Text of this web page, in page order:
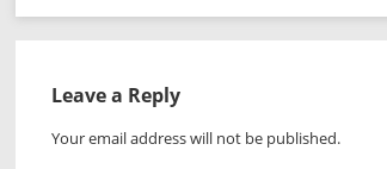
Leave a Reply
Your email address will not be published.